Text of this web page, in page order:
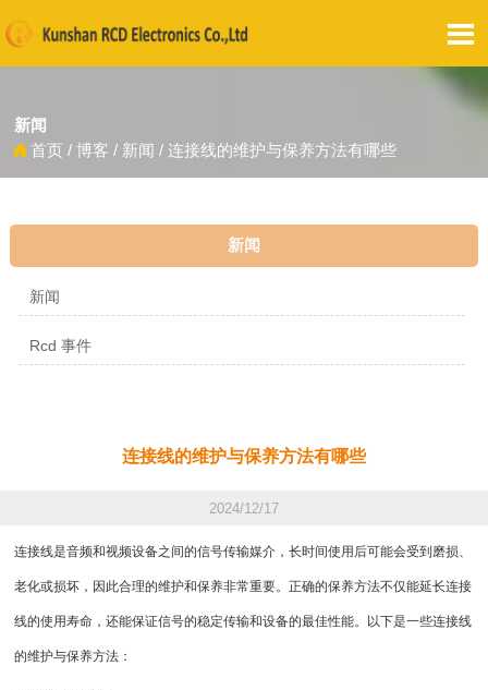

新闻
首页 / 博客 / 新闻 / 连接线的维护与保养方法有哪些
新闻
新闻
Rcd 事件
连接线的维护与保养方法有哪些
2024/12/17
连接线是音频和视频设备之间的信号传输媒介，长时间使用后可能会受到磨损、
老化或损坏，因此合理的维护和保养非常重要。正确的保养方法不仅能延长连接
线的使用寿命，还能保证信号的稳定传输和设备的最佳性能。以下是一些连接线
的维护与保养方法：